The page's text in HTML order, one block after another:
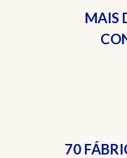
MAIS
70